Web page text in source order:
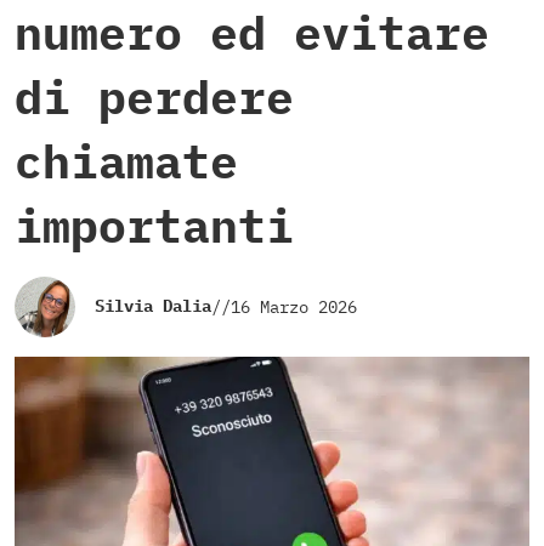
numero ed evitare
di perdere
chiamate
importanti
Silvia Dalia//16 Marzo 2026